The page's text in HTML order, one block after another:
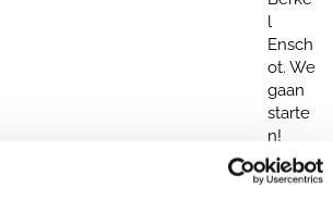
d te
Berke
ot. We
gaan
n!